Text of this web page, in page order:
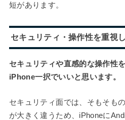
短があります。
セキュリティ・操作性を重視
セキュリティや直感的な操作性
iPhone一択でいいと思います。
セキュリティ面では、そもそも
が大きく違うため、iPhoneに